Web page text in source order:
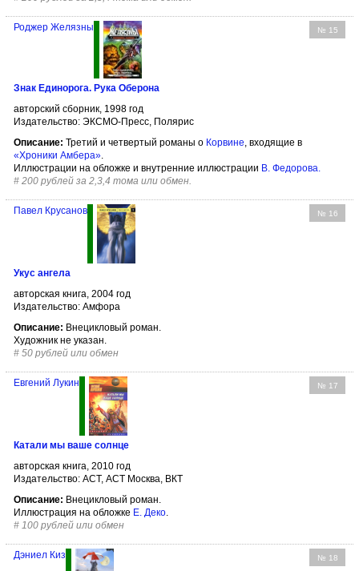
№ 15
Роджер Желязны
Знак Единорога. Рука Оберона
авторский сборник, 1998 год
Издательство: ЭКСМО-Пресс, Полярис
Описание: Третий и четвертый романы о Корвине, входящие в
«Хроники Амбера».
Иллюстрации на обложке и внутренние иллюстрации В. Федорова.
# 200 рублей за 2,3,4 тома или обмен.
№ 16
Павел Крусанов
Укус ангела
авторская книга, 2004 год
Издательство: Амфора
Описание: Внецикловый роман.
Художник не указан.
# 50 рублей или обмен
№ 17
Евгений Лукин
Катали мы ваше солнце
авторская книга, 2010 год
Издательство: АСТ, АСТ Москва, ВКТ
Описание: Внецикловый роман.
Иллюстрация на обложке Е. Деко.
# 100 рублей или обмен
№ 18
Дэниел Киз